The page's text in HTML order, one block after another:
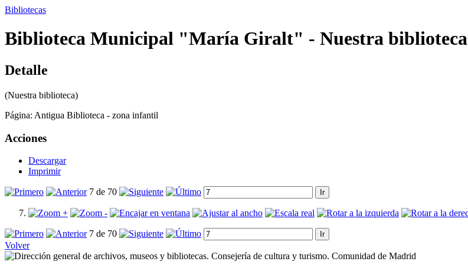
Bibliotecas
Biblioteca Municipal "María Giralt" - Nuestra biblioteca
Detalle
(Nuestra biblioteca)
Página: Antigua Biblioteca - zona infantil
Acciones
Descargar
Imprimir
7 de 70
7 de 70
Volver